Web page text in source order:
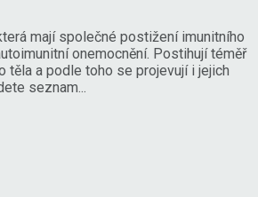
mají společné postižení imunitního
onemocnění. Postihují téměř
těla a podle toho se projevují i jejich
seznam...